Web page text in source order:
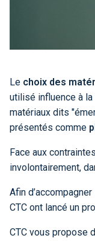
Le choix des
utilisé influence à
matériaux dits
présentés comme
Face aux
involontairement,
Afin
CTC ont lancé un
CTC vous propose